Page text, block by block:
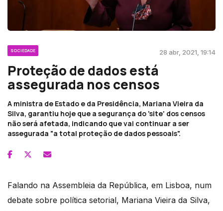
SOCIEDADE 28 abr, 2021, 19:14
Proteção de dados está
assegurada nos censos
A ministra de Estado e da Presidência, Mariana Vieira da
Silva, garantiu hoje que a segurança do 'site' dos censos
não será afetada, indicando que vai continuar a ser
assegurada "a total proteção de dados pessoais".
Falando na Assembleia da República, em Lisboa, num
debate sobre política setorial, Mariana Vieira da Silva,